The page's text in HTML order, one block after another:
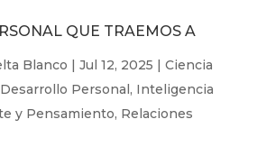
QUE TRAEMOS A
Blanco | Jul 12, 2025 | Ciencia
Desarrollo Personal, Inteligencia
y Pensamiento, Relaciones